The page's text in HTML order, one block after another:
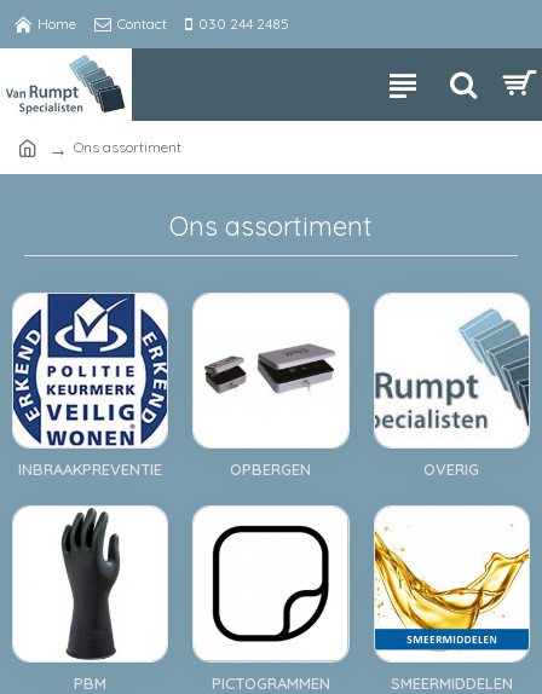
Home Contact 030 244 2485
Ons assortiment
Ons assortiment
INBRAAKPREVENTIE OPBERGEN OVERIG
PBM PICTOGRAMMEN SMEERMIDDELEN